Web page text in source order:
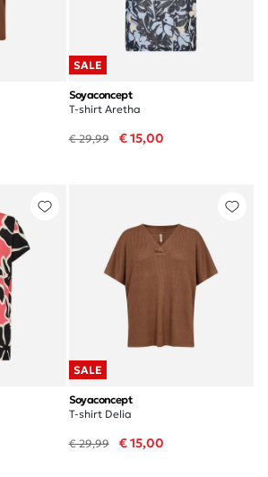
SALE
Soyaconcept
T-shirt Aretha
€ 29,99 € 15,00
SALE
Soyaconcept
T-shirt Delia
€ 29,99 € 15,00